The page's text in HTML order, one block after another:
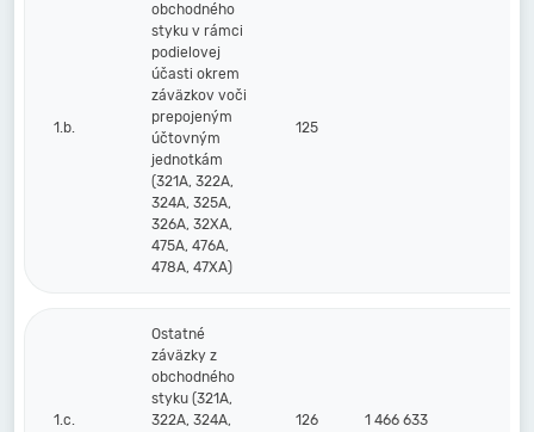
1.b.
obchodného
styku v rámci
podielovej
účasti okrem
záväzkov voči
prepojeným
účtovným
jednotkám
(321A, 322A,
324A, 325A,
326A, 32XA,
475A, 476A,
478A, 47XA)
125
1.c.
Ostatné
záväzky z
obchodného
styku (321A,
322A, 324A,
126 1 466 633